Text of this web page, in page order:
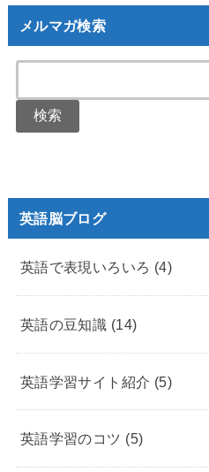
メルマガ検索
英語脳ブログ
英語で表現いろいろ (4)
英語の豆知識 (14)
英語学習サイト紹介 (5)
英語学習のコツ (5)